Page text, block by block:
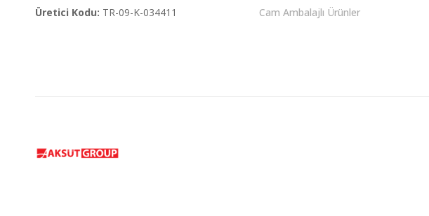
Üretici Kodu: TR-09-K-034411 Cam Ambalajlı Ürünler